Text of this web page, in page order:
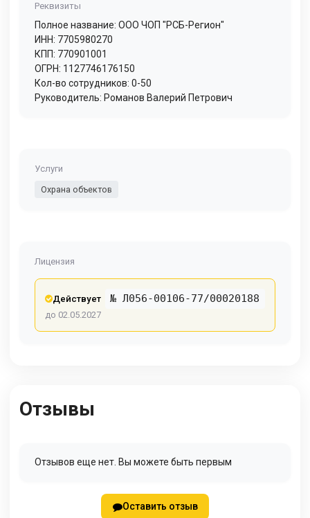
Реквизиты
Полное название: ООО ЧОП "РСБ-Регион"
ИНН: 7705980270
КПП: 770901001
ОГРН: 1127746176150
Кол-во сотрудников: 0-50
Руководитель: Романов Валерий Петрович
Услуги
Охрана объектов
Лицензия
Действует № Л056-00106-77/00020188
до 02.05.2027
Отзывы
Отзывов еще нет. Вы можете быть первым
Оставить отзыв